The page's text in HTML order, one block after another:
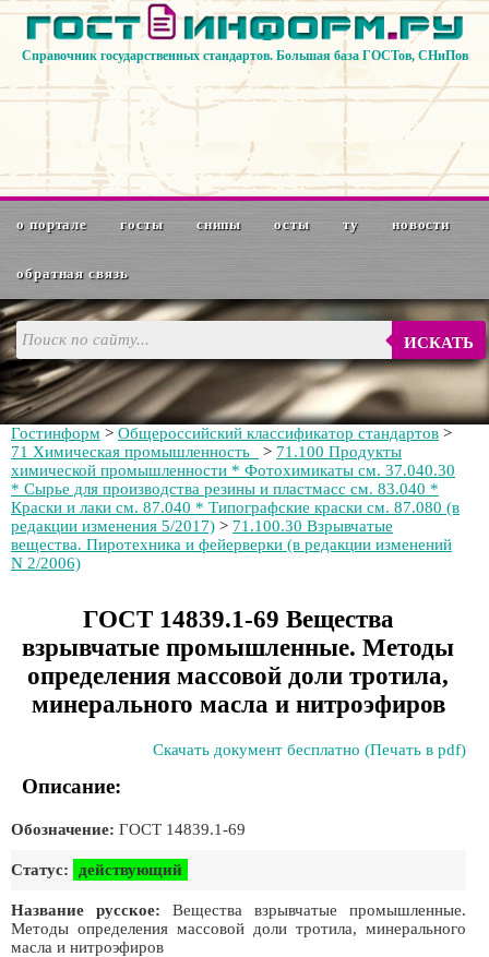
Справочник государственных стандартов. Большая база ГОСТов, СНиПов
о портале госты снипы осты ту новости
обратная связь
ИСКАТЬ
Гостинформ > Общероссийский классификатор стандартов >
71 Химическая промышленность
> 71.100 Продукты
химической промышленности * Фотохимикаты см. 37.040.30
* Сырье для производства резины и пластмасс см. 83.040 *
Краски и лаки см. 87.040 * Типографские краски см. 87.080 (в
редакции изменения 5/2017) > 71.100.30 Взрывчатые
вещества. Пиротехника и фейерверки (в редакции изменений
N 2/2006)
ГОСТ 14839.1-69 Вещества
взрывчатые промышленные. Методы
определения массовой доли тротила,
минерального масла и нитроэфиров
Скачать документ бесплатно (Печать в pdf)
Описание:
Обозначение: ГОСТ 14839.1-69
Статус: действующий
Название русское: Вещества взрывчатые промышленные.
Методы определения массовой доли тротила, минерального
масла и нитроэфиров